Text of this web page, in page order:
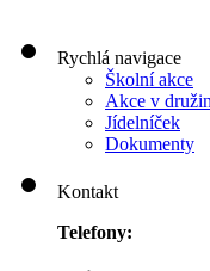
Rychlá navigace
Školní akce
Akce v
Jídelníček
Dokumenty
Kontakt
Telefony: